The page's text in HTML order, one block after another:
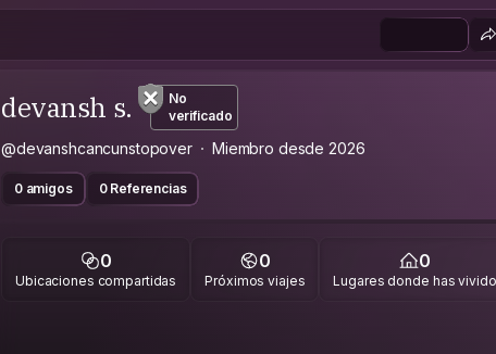
devansh s.
No
verificado
@devanshcancunstopover Miembro desde 2026
0 amigos 0 Referencias
0
Ubicaciones compartidas
0
Próximos viajes
0
Lugares donde has vivido